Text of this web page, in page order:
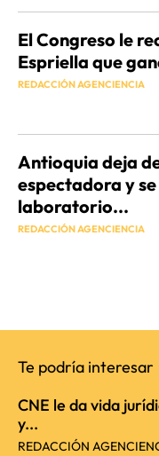
El Congreso le
Espriella que
REDACCIÓN AGENCIENCIA
Antioquia deja
espectadora y
laboratorio...
REDACCIÓN AGENCIENCIA
Te podría interesar
CNE le da vida
y...
REDACCIÓN